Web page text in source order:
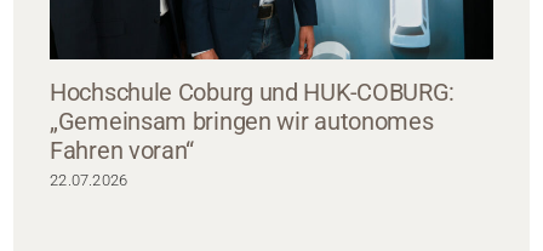
Hochschule Coburg und HUK-COBURG:
„Gemeinsam bringen wir autonomes
Fahren voran“
22.07.2026